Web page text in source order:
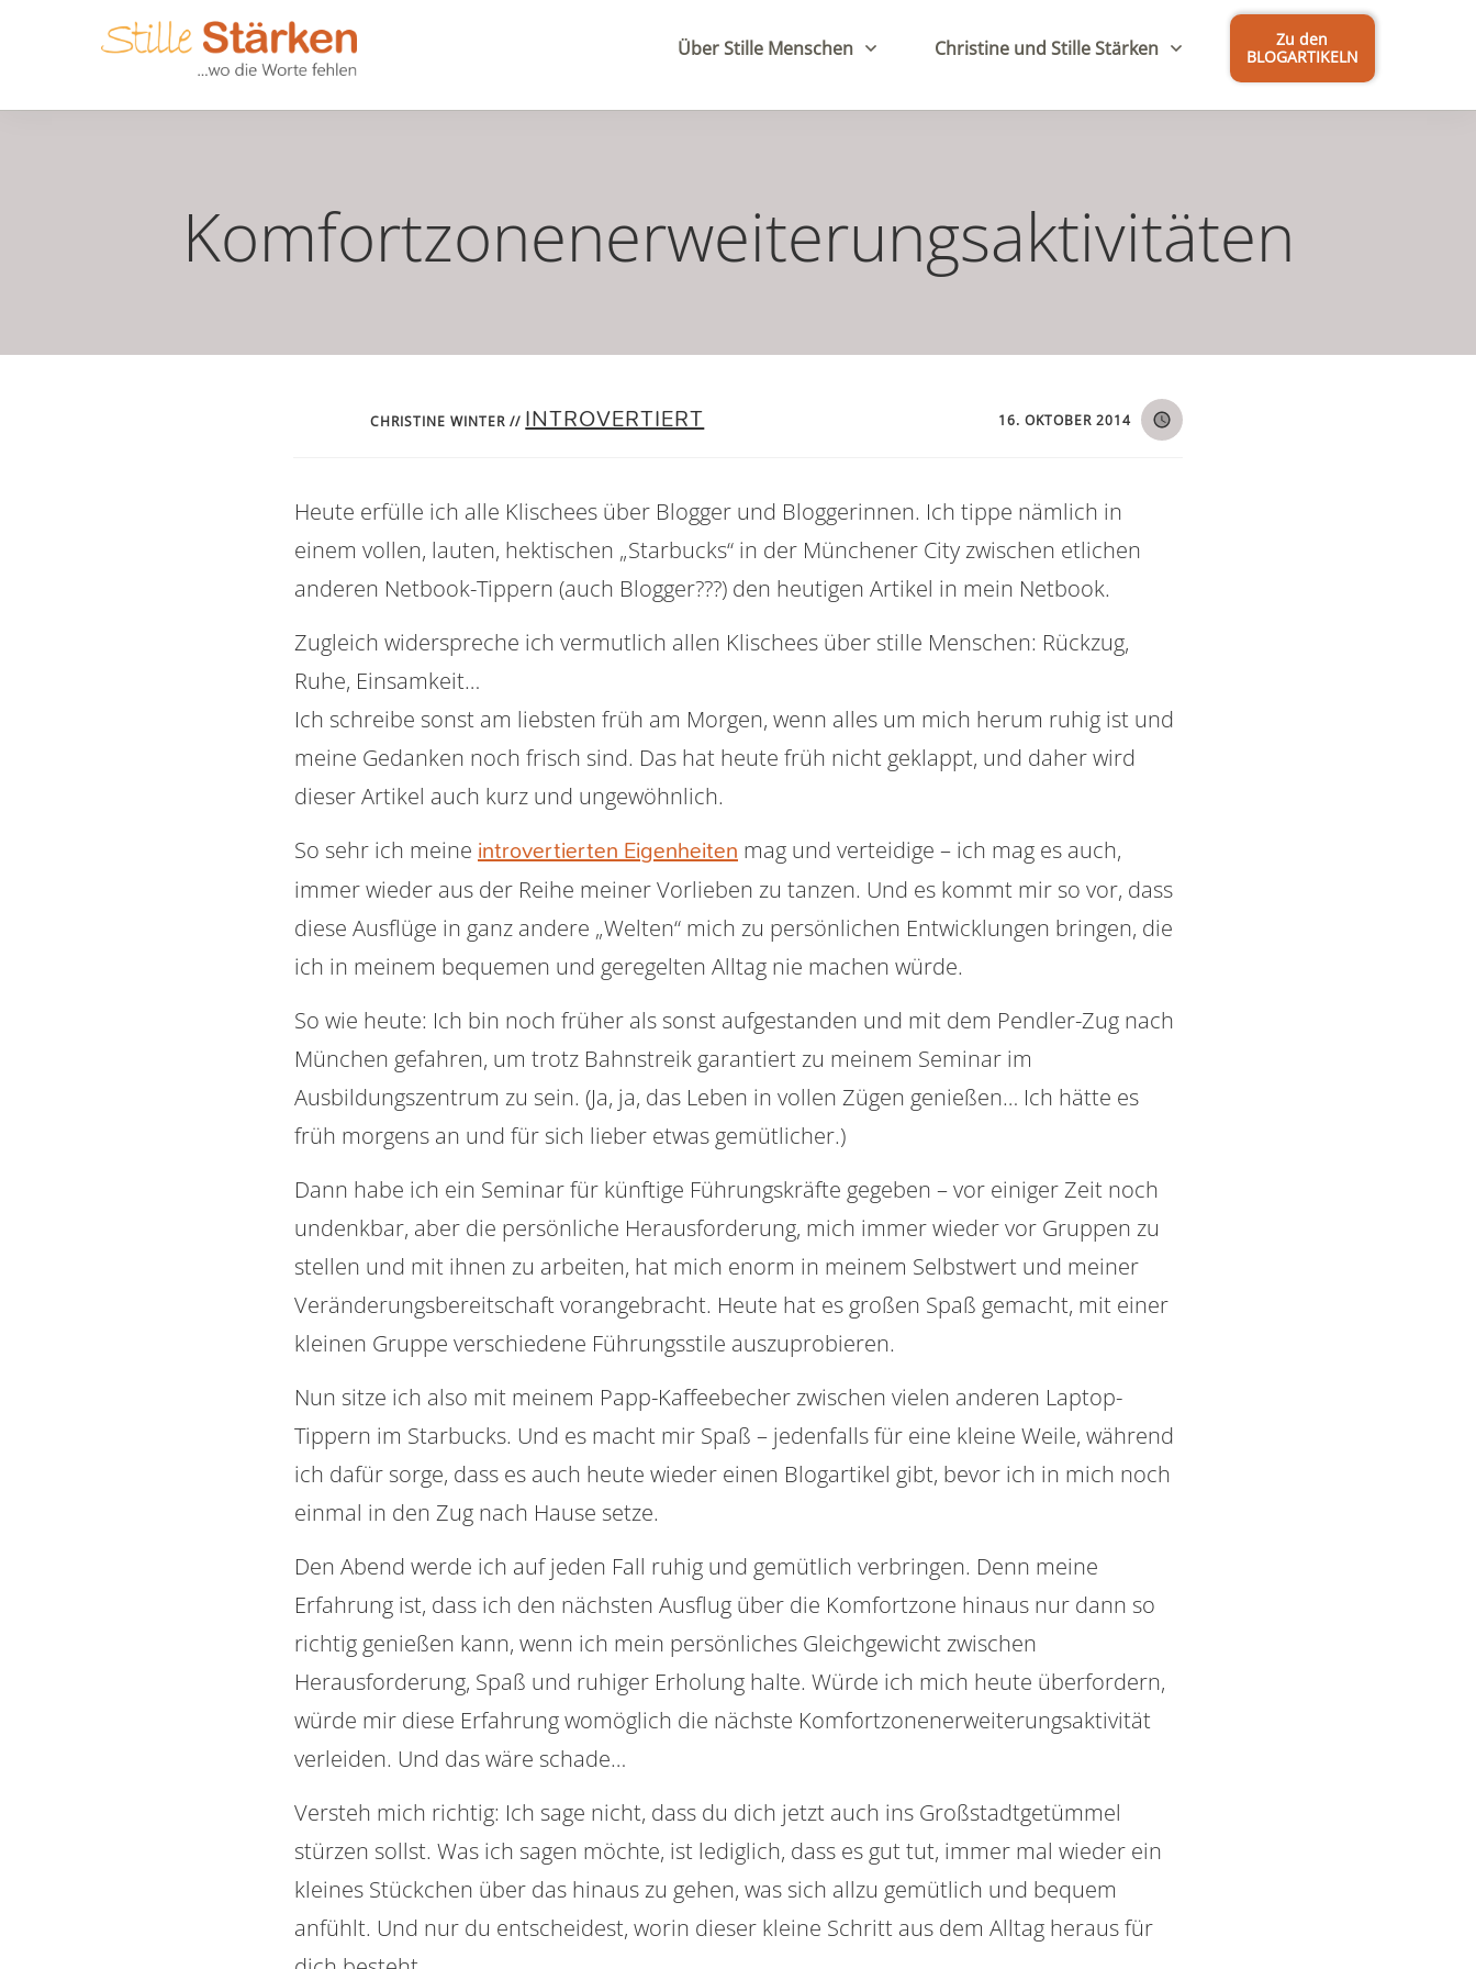
Über Stille Menschen Christine und Stille Stärken
Zu den
BLOGARTIKELN
Komfortzonenerweiterungsaktivitäten
CHRISTINE WINTER // INTROVERTIERT 16. OKTOBER 2014
Heute erfülle ich alle Klischees über Blogger und Bloggerinnen. Ich tippe nämlich in
einem vollen, lauten, hektischen „Starbucks“ in der Münchener City zwischen etlichen
anderen Netbook-Tippern (auch Blogger???) den heutigen Artikel in mein Netbook.
Zugleich widerspreche ich vermutlich allen Klischees über stille Menschen: Rückzug,
Ruhe, Einsamkeit…
Ich schreibe sonst am liebsten früh am Morgen, wenn alles um mich herum ruhig ist und
meine Gedanken noch frisch sind. Das hat heute früh nicht geklappt, und daher wird
dieser Artikel auch kurz und ungewöhnlich.
So sehr ich meine introvertierten Eigenheiten mag und verteidige – ich mag es auch,
immer wieder aus der Reihe meiner Vorlieben zu tanzen. Und es kommt mir so vor, dass
diese Ausflüge in ganz andere „Welten“ mich zu persönlichen Entwicklungen bringen, die
ich in meinem bequemen und geregelten Alltag nie machen würde.
So wie heute: Ich bin noch früher als sonst aufgestanden und mit dem Pendler-Zug nach
München gefahren, um trotz Bahnstreik garantiert zu meinem Seminar im
Ausbildungszentrum zu sein. (Ja, ja, das Leben in vollen Zügen genießen… Ich hätte es
früh morgens an und für sich lieber etwas gemütlicher.)
Dann habe ich ein Seminar für künftige Führungskräfte gegeben – vor einiger Zeit noch
undenkbar, aber die persönliche Herausforderung, mich immer wieder vor Gruppen zu
stellen und mit ihnen zu arbeiten, hat mich enorm in meinem Selbstwert und meiner
Veränderungsbereitschaft vorangebracht. Heute hat es großen Spaß gemacht, mit einer
kleinen Gruppe verschiedene Führungsstile auszuprobieren.
Nun sitze ich also mit meinem Papp-Kaffeebecher zwischen vielen anderen Laptop-
Tippern im Starbucks. Und es macht mir Spaß – jedenfalls für eine kleine Weile, während
ich dafür sorge, dass es auch heute wieder einen Blogartikel gibt, bevor ich in mich noch
einmal in den Zug nach Hause setze.
Den Abend werde ich auf jeden Fall ruhig und gemütlich verbringen. Denn meine
Erfahrung ist, dass ich den nächsten Ausflug über die Komfortzone hinaus nur dann so
richtig genießen kann, wenn ich mein persönliches Gleichgewicht zwischen
Herausforderung, Spaß und ruhiger Erholung halte. Würde ich mich heute überfordern,
würde mir diese Erfahrung womöglich die nächste Komfortzonenerweiterungsaktivität
verleiden. Und das wäre schade…
Versteh mich richtig: Ich sage nicht, dass du dich jetzt auch ins Großstadtgetümmel
stürzen sollst. Was ich sagen möchte, ist lediglich, dass es gut tut, immer mal wieder ein
kleines Stückchen über das hinaus zu gehen, was sich allzu gemütlich und bequem
anfühlt. Und nur du entscheidest, worin dieser kleine Schritt aus dem Alltag heraus für